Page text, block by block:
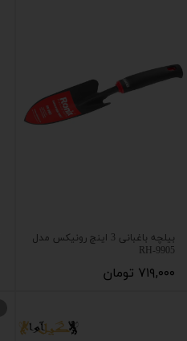
بیلچه باغبانی 3 اینچ رونیکس مدل
RH-9905
۷۱۹,۰۰۰ تومان